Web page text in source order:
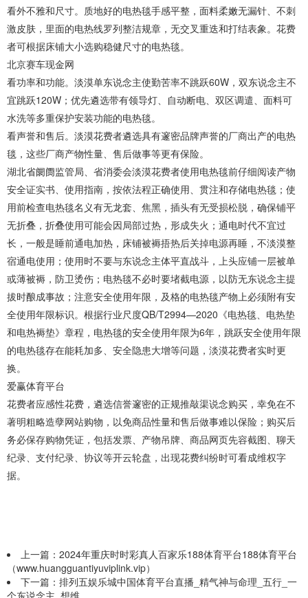
看外不雅和尺寸。质地好的电热毯手感平整，面料柔嫩无漏针、不刺
激皮肤，里面的电热线罗列整洁规章，无交叉重迭和打结表象。花费
者可根据床铺大小选购稳健尺寸的电热毯。
北京赛车现金网
看功率和功能。淡漠单东说念主使勤苦率不跳跃60W，双东说念主不
宜跳跃120W；优先遴选带有领导灯、自动断电、双区调遣、面料可
水洗等多重保护安装功能的电热毯。
看声誉和售后。淡漠花费者遴选具有邃密品牌声誉的厂商出产的电热
毯，这些厂商产物性量、售后做事等更有保险。
湖北省阛阓监管局、省消委会淡漠花费者使用电热毯前仔细阅读产物
安全证实书、使用指南，按依法程正确使用、贯注和存储电热毯；使
用前检查电热毯名义有无龙套、焦黑，插头有无受损松脱，确保铺平
无折叠，折叠使用可能会因局部过热，形成失火；通电时代不宜过
长，一般是睡前通电加热，床铺被褥捂热后关掉电源再睡，不淡漠整
宿通电使用；使用时不要与东说念主体平直战斗，上头应铺一层被单
或薄被褥，防卫烫伤；电热毯不必时要堵截电源，以防无东说念主提
拔时酿成事故；注意安全使用年限，及格的电热毯产物上必须附有安
全使用年限标识。根据行业尺度QB/T2994—2020《电热毯、电热垫
和电热褥垫》章程，电热毯的安全使用年限为6年，跳跃安全使用年限
的电热毯存在能耗加多、安全隐患大增等问题，淡漠花费者实时更
换。
爱赢体育平台
花费者应感性花费，遴选信誉邃密的正规推敲渠说念购买，幸免在不
著明粗略造孽网站购物，以免商品性量和售后做事难以保险；购买后
务必保存购物凭证，包括发票、产物吊牌、商品网页先容截图、聊天
纪录、支付纪录、协议等开云轮盘，出现花费纠纷时可看成维权字
据。
上一篇： 2024年重庆时时彩真人百家乐188体育平台188体育平台
（www.huangguantiyuviplink.vip）
下一篇： 排列五娱乐城中国体育平台直播_精气神与命理_五行_一
个东说念主_想维